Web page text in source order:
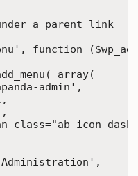
a parent link
function
admin',
class="ab-icon